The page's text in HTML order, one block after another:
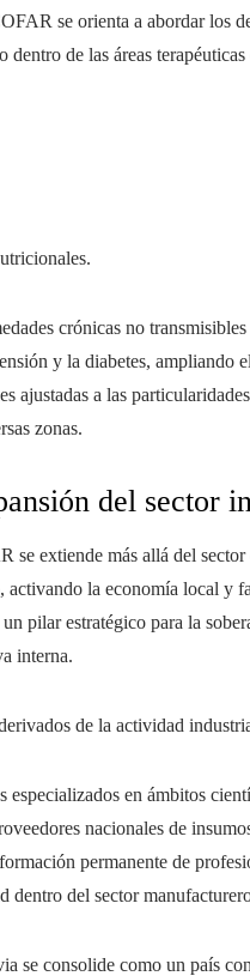
se orienta a abordar los
de las áreas
crónicas no
y la diabetes, ampliando
ajustadas a las
zonas.
del sector
se extiende más allá del
activando la economía local y
pilar estratégico para la
interna.
de la actividad
especializados en ámbitos
nacionales de
permanente de
dentro del sector
se consolide como un país